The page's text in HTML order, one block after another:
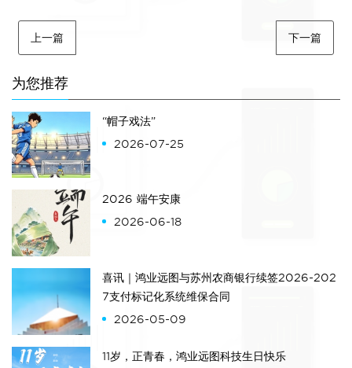
上一篇 下一篇
为您推荐
“帽子戏法”
2026-07-25
2026 端午安康
2026-06-18
喜讯｜鸿业远图与苏州农商银行续签2026-202
7支付标记化系统维保合同
2026-05-09
11岁，正青春，鸿业远图科技生日快乐